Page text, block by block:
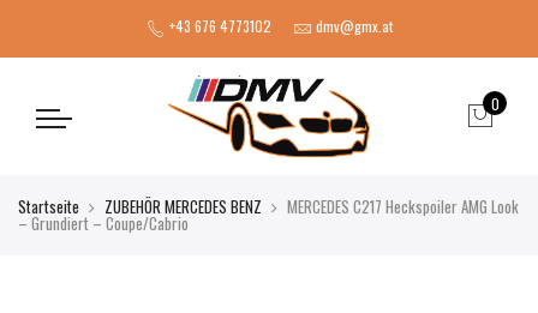
+43 676 4773102 dmv@gmx.at
0
Startseite ZUBEHÖR MERCEDES BENZ MERCEDES C217 Heckspoiler AMG Look
– Grundiert – Coupe/Cabrio